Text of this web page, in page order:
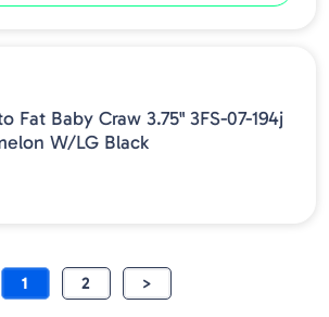
Fat Baby Craw 3.75" 3FS-07-194j
W/LG Black
1 2 >